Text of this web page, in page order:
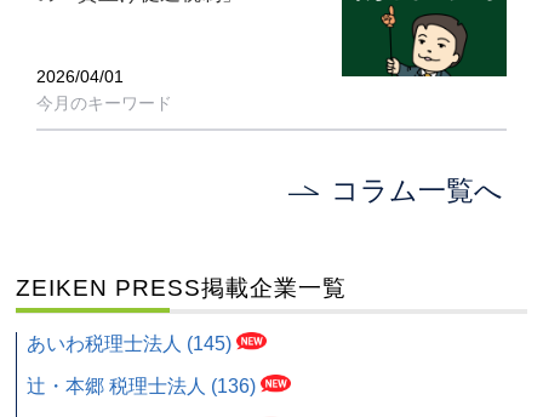
2026/04/01
今月のキーワード
コラム一覧へ
ZEIKEN PRESS掲載企業一覧
あいわ税理士法人 (145)
辻・本郷 税理士法人 (136)